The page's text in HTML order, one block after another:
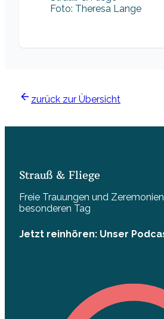
Foto: Theresa Lange
zurück zur Übersicht
Strauß & Fliege
Freie Trauungen und
besonderen Tag
Jetzt reinhören: Unser